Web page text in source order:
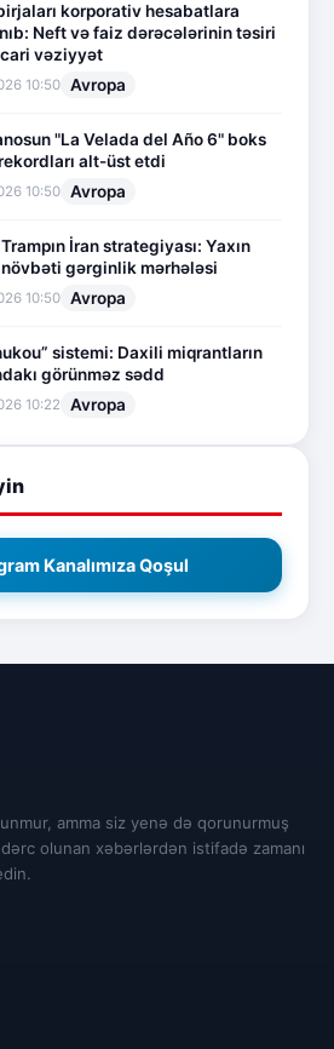
korporativ hesabatlara
Neft və faiz dərəcələrinin təsiri
cari vəziyyət
10:50 Avropa
"La Velada del Año 6" boks
alt-üst etdi
10:50 Avropa
İran strategiyası: Yaxın
gərginlik mərhələsi
10:50 Avropa
sistemi: Daxili miqrantların
görünməz sədd
10:22 Avropa
Kanalımıza Qoşul
amma siz yenə də qorunurmuş
olunan xəbərlərdən istifadə zamanı